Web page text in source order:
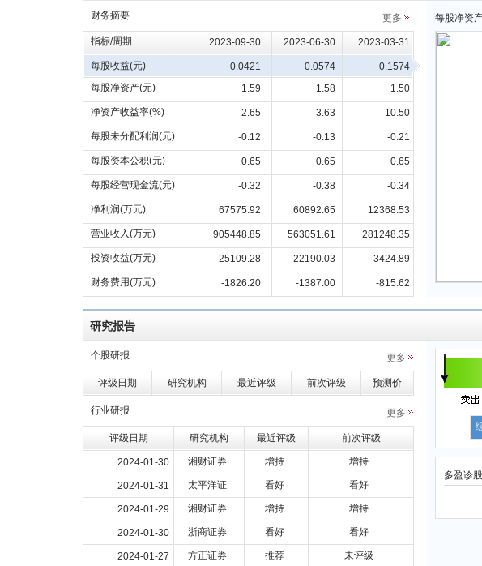
更多
财务摘要
指标/周期 2023-09-30 2023-06-30 2023-03-31
每股收益(元) 0.0421 0.0574
0.1574
每股净资产(元)
1.59 1.58 1.50
净资产收益率(%) 2.65 3.63 10.50
每股未分配利润(元) -0.12 -0.13 -0.21
每股资本公积(元) 0.65 0.65 0.65
每股经营现金流(元) -0.32 -0.38 -0.34
净利润(万元) 67575.92 60892.65 12368.53
营业收入(万元) 905448.85 563051.61 281248.35
投资收益(万元) 25109.28 22190.03 3424.89
财务费用(万元) -1826.20 -1387.00 -815.62
每股净资
研究报告
更多
个股研报
评级日期 研究机构 最近评级 前次评级 预测价
更多
行业研报
评级日期 研究机构 最近评级 前次评级
2024-01-30 湘财证券 增持 增持
2024-01-31 太平洋证 看好 看好
2024-01-29 湘财证券 增持 增持
2024-01-30 浙商证券 看好 看好
2024-01-27 方正证券 推荐 未评级
多盈诊